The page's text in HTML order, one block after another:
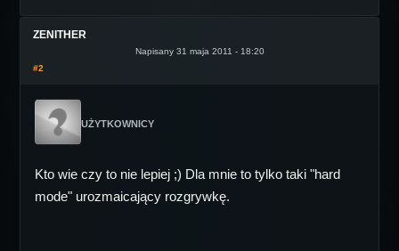
ZENITHER
Napisany 31 maja 2011 - 18:20
#2
UŻYTKOWNICY
Kto wie czy to nie lepiej ;) Dla mnie to tylko taki "hard
mode" urozmaicający rozgrywkę.